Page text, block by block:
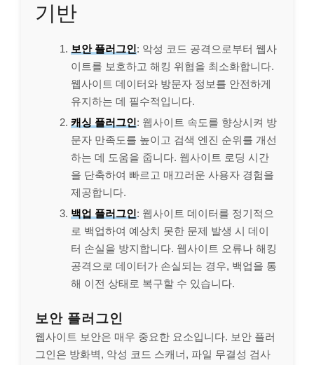
기반
보안 플러그인: 악성 코드 공격으로부터 웹사
이트를 보호하고 해킹 위협을 최소화합니다.
웹사이트 데이터와 방문자 정보를 안전하게
유지하는 데 필수적입니다.
캐싱 플러그인: 웹사이트 속도를 향상시켜 방
문자 만족도를 높이고 검색 엔진 순위를 개선
하는 데 도움을 줍니다. 웹사이트 로딩 시간
을 단축하여 빠르고 매끄러운 사용자 경험을
제공합니다.
백업 플러그인: 웹사이트 데이터를 정기적으
로 백업하여 예상치 못한 문제 발생 시 데이
터 손실을 방지합니다. 웹사이트 오류나 해킹
공격으로 데이터가 손실되는 경우, 백업을 통
해 이전 상태로 복구할 수 있습니다.
보안 플러그인
웹사이트 보안은 매우 중요한 요소입니다. 보안 플러
그인은 방화벽, 악성 코드 스캐너, 파일 무결성 검사